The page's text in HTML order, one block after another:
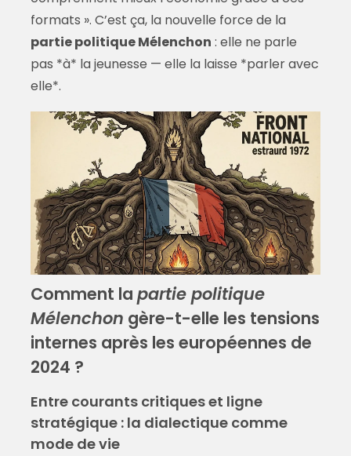
formats ». C’est ça, la nouvelle force de la
partie politique Mélenchon : elle ne parle
pas *à* la jeunesse — elle la laisse *parler avec
elle*.
Comment la partie politique
Mélenchon gère-t-elle les tensions
internes après les européennes de
2024 ?
Entre courants critiques et ligne
stratégique : la dialectique comme
mode de vie